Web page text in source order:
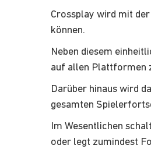
Crossplay wird mit
können.
Neben diesem
auf allen Plattformen
Darüber hinaus wird
gesamten
Im Wesentlichen
oder legt zumindest